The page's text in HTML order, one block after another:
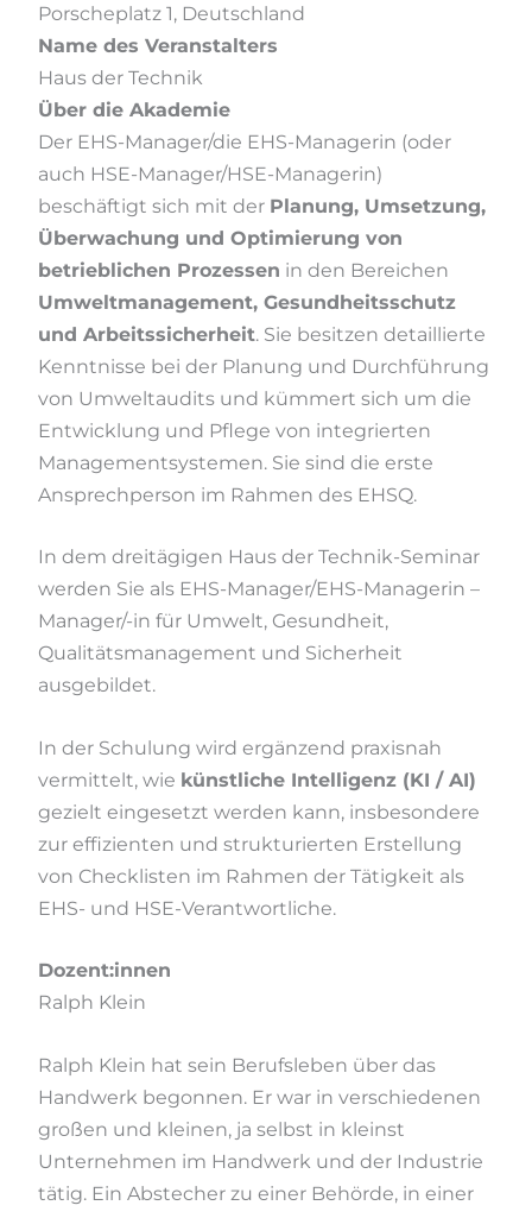
Porscheplatz 1, Deutschland
Name des Veranstalters
Haus der Technik
Über die Akademie
Der EHS-Manager/die EHS-Managerin (oder
auch HSE-Manager/HSE-Managerin)
beschäftigt sich mit der Planung, Umsetzung,
Überwachung und Optimierung von
betrieblichen Prozessen in den Bereichen
Umweltmanagement, Gesundheitsschutz
und Arbeitssicherheit. Sie besitzen detaillierte
Kenntnisse bei der Planung und Durchführung
von Umweltaudits und kümmert sich um die
Entwicklung und Pflege von integrierten
Managementsystemen. Sie sind die erste
Ansprechperson im Rahmen des EHSQ.
In dem dreitägigen Haus der Technik-Seminar
werden Sie als EHS-Manager/EHS-Managerin –
Manager/-in für Umwelt, Gesundheit,
Qualitätsmanagement und Sicherheit
ausgebildet.
In der Schulung wird ergänzend praxisnah
vermittelt, wie künstliche Intelligenz (KI / AI)
gezielt eingesetzt werden kann, insbesondere
zur effizienten und strukturierten Erstellung
von Checklisten im Rahmen der Tätigkeit als
EHS- und HSE-Verantwortliche.
Dozent:innen
Ralph Klein
Ralph Klein hat sein Berufsleben über das
Handwerk begonnen. Er war in verschiedenen
großen und kleinen, ja selbst in kleinst
Unternehmen im Handwerk und der Industrie
tätig. Ein Abstecher zu einer Behörde, in einer